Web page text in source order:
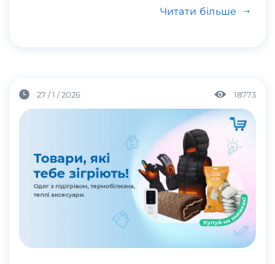
Читати більше
27 / 1 / 2026 18773